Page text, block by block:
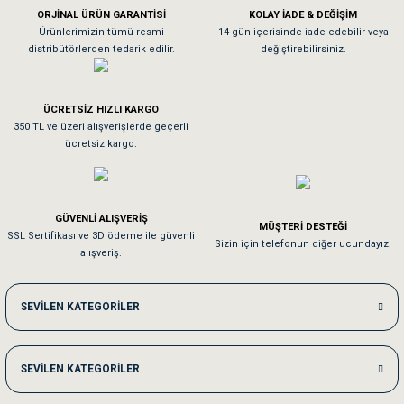
As**** Tu******
Tavşanım kafesinin kalitesine ve paketlemesine bayıldım
Sa**** On******
Kedilerim beğeniyorlar. Memnunuz. Uygun fiyatta olması iyi.
Me***** Ya******
Akşam verdiğim sipariş bir sonraki gün elime ulaştı. Jack russell köpeğim
Ka***** Ar******
ORJİNAL ÜRÜN GARANTİSİ
Ürünlerimizin tümü resmi
distribütörlerden tedarik edilir.
KOLAY İADE & DEĞİŞİM
14 gün içerisinde iade edebilir veya
değiştirebilirsiniz.
ÜCRETSİZ HIZLI KARGO
350 TL ve üzeri alışverişlerde geçerli
ücretsiz kargo.
GÜVENLİ ALIŞVERİŞ
SSL Sertifikası ve 3D ödeme ile güvenli
alışveriş.
MÜŞTERİ DESTEĞİ
Sizin için telefonun diğer ucundayız.
SEVİLEN KATEGORİLER
SEVİLEN KATEGORİLER